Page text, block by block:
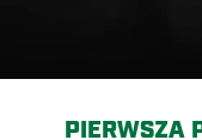
PIERWSZA